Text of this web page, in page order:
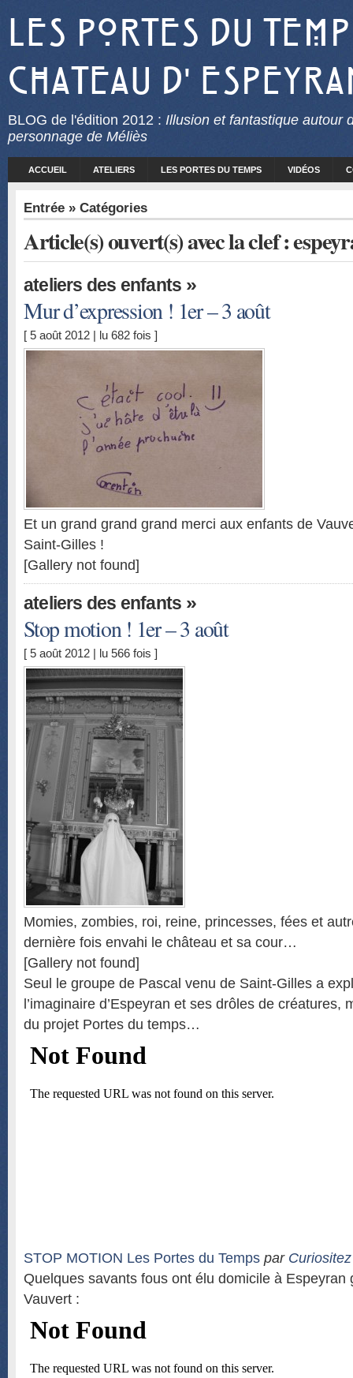
Les Portes du
Chateau d'
BLOG de l'édition 2012 : Illusion et fantastique autour
personnage de Méliès
ACCUEIL ATELIERS LES PORTES DU TEMPS VIDÉOS
Entrée » Catégories
Article(s) ouvert(s) avec la clef :
ateliers des enfants »
Mur d’expression ! 1er – 3 août
[ 5 août 2012 | lu 682 fois ]
Et un grand grand grand merci aux enfants de
Saint-Gilles !
[Gallery not found]
ateliers des enfants »
Stop motion ! 1er – 3 août
[ 5 août 2012 | lu 566 fois ]
Momies, zombies, roi, reine, princesses, fées et
dernière fois envahi le château et sa cour…
[Gallery not found]
Seul le groupe de Pascal venu de Saint-Gilles a
l’imaginaire d’Espeyran et ses drôles de créatures,
du projet Portes du temps…
STOP MOTION Les Portes du Temps par Curiositez
Quelques savants fous ont élu domicile à Espeyran
Vauvert :